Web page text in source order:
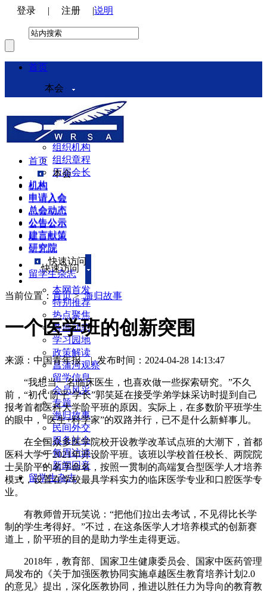
登录 | 注册 |说明
首页
本会
本会介绍
领导机构
理事会
组织机构
组织章程
历届会长
机构
申请入会
总会动态
公告公示
建言献策
研究院
快速访问
本网首发
特别推荐
热点聚焦
各地动态
学习园地
政策解读
菖蒲河观察
留学信息
会员风采
专题
海归故事
民间外交
服务社会
每周访谈
新闻回音
留学生杂志
首页
本会
机构
申请入会
总会动态
公告公示
建言献策
研究院
快速访问
留学生杂志
当前位置： 首页>海归故事
一个医学班的创新突围
来源：中国青年报 |发布时间：2024-04-28 14:13:47
“我想当一名临床医生，也喜欢做一些探索研究。”不久
前，“初代‘阶平’学长”郭笑延在接受学弟学妹采访时提到自己
报考首都医科大学阶平班的原因。实际上，在多数阶平班学生
的眼中，“医生+科学家”的双路并行，已不是什么新鲜事儿。
在全国众多医学院校开设教学改革试点班的大潮下，首都
医科大学于2021年开设阶平班。该班以学校首任校长、两院院
士吴阶平的名字命名，按照一贯制的高端复合型医学人才培养
模式，设置在学校最具学科实力的临床医学专业和口腔医学专
业。
有教师曾开玩笑说：“把他们拉出去考试，不见得比长学
制的学生考得好。”不过，在这条医学人才培养模式的创新赛
道上，阶平班的目的是助力学生走得更远。
2018年，教育部、国家卫生健康委员会、国家中医药管理
局发布的《关于加强医教协同实施卓越医生教育培养计划2.0
的意见》提出，深化医教协同，推进以胜任力为导向的教育教